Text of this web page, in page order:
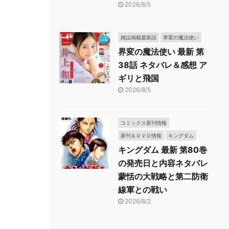
2026/8/5
雑誌掲載最新話 界変の魔法使い
界変の魔法使い 最新 第
38話 ネタバレ＆感想 ア
ギリと飛国
2026/8/5
コミックス新刊情報
新刊＆ＤＶＤ情報 キングダム
キングダム 最新 第80巻
の発売日と内容ネタバレ
蒙恬の大戦略と第二防衛
線軍との戦い
2026/8/2